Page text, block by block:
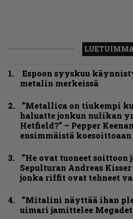
Espoon syyskuu
metalin merkeissä
”Metallica on tiukempi
haluatte jonkun nulikan
Hetfield?” – Pepper
ensimmäistä
”He ovat tuoneet soittoon
Sepulturan Andreas
jonka riffit ovat tehneet
”Mitalini näyttää ihan
uimari jamittelee